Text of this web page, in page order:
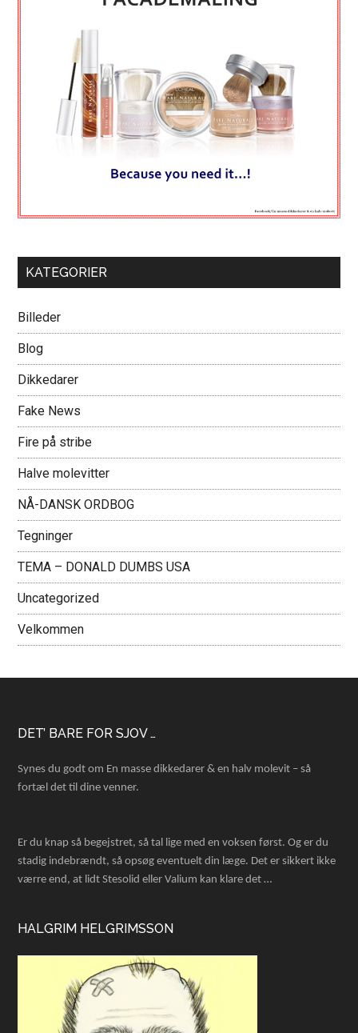
KATEGORIER
Billeder
Blog
Dikkedarer
Fake News
Fire på stribe
Halve molevitter
NÅ-DANSK ORDBOG
Tegninger
TEMA – DONALD DUMBS USA
Uncategorized
Velkommen
Footer
DET’ BARE FOR SJOV …
Synes du godt om En masse dikkedarer & en halv molevit – så
fortæl det til dine venner.
Er du knap så begejstret, så tal lige med en voksen først. Og er du
stadig indebrændt, så opsøg eventuelt din læge. Det er sikkert ikke
værre end, at lidt Stesolid eller Valium kan klare det …
HALGRIM HELGRIMSSON